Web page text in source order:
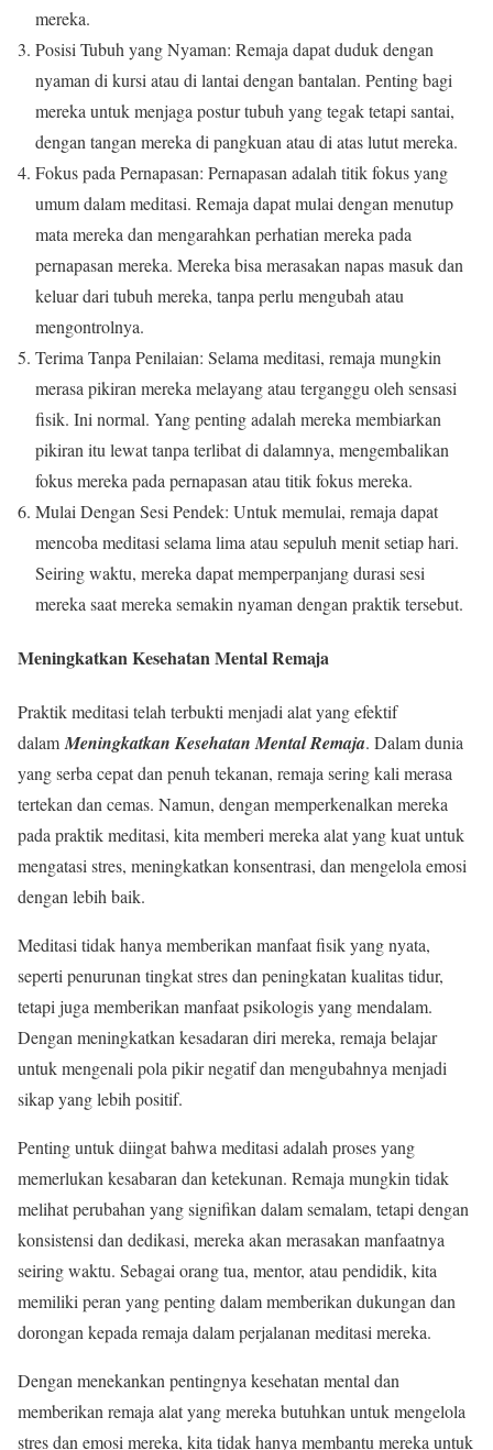
mereka.
Posisi Tubuh yang Nyaman: Remaja dapat duduk dengan
nyaman di kursi atau di lantai dengan bantalan. Penting bagi
mereka untuk menjaga postur tubuh yang tegak tetapi santai,
dengan tangan mereka di pangkuan atau di atas lutut mereka.
Fokus pada Pernapasan: Pernapasan adalah titik fokus yang
umum dalam meditasi. Remaja dapat mulai dengan menutup
mata mereka dan mengarahkan perhatian mereka pada
pernapasan mereka. Mereka bisa merasakan napas masuk dan
keluar dari tubuh mereka, tanpa perlu mengubah atau
mengontrolnya.
Terima Tanpa Penilaian: Selama meditasi, remaja mungkin
merasa pikiran mereka melayang atau terganggu oleh sensasi
fisik. Ini normal. Yang penting adalah mereka membiarkan
pikiran itu lewat tanpa terlibat di dalamnya, mengembalikan
fokus mereka pada pernapasan atau titik fokus mereka.
Mulai Dengan Sesi Pendek: Untuk memulai, remaja dapat
mencoba meditasi selama lima atau sepuluh menit setiap hari.
Seiring waktu, mereka dapat memperpanjang durasi sesi
mereka saat mereka semakin nyaman dengan praktik tersebut.
Meningkatkan Kesehatan Mental Remaja
Praktik meditasi telah terbukti menjadi alat yang efektif
dalam Meningkatkan Kesehatan Mental Remaja. Dalam dunia
yang serba cepat dan penuh tekanan, remaja sering kali merasa
tertekan dan cemas. Namun, dengan memperkenalkan mereka
pada praktik meditasi, kita memberi mereka alat yang kuat untuk
mengatasi stres, meningkatkan konsentrasi, dan mengelola emosi
dengan lebih baik.
Meditasi tidak hanya memberikan manfaat fisik yang nyata,
seperti penurunan tingkat stres dan peningkatan kualitas tidur,
tetapi juga memberikan manfaat psikologis yang mendalam.
Dengan meningkatkan kesadaran diri mereka, remaja belajar
untuk mengenali pola pikir negatif dan mengubahnya menjadi
sikap yang lebih positif.
Penting untuk diingat bahwa meditasi adalah proses yang
memerlukan kesabaran dan ketekunan. Remaja mungkin tidak
melihat perubahan yang signifikan dalam semalam, tetapi dengan
konsistensi dan dedikasi, mereka akan merasakan manfaatnya
seiring waktu. Sebagai orang tua, mentor, atau pendidik, kita
memiliki peran yang penting dalam memberikan dukungan dan
dorongan kepada remaja dalam perjalanan meditasi mereka.
Dengan menekankan pentingnya kesehatan mental dan
memberikan remaja alat yang mereka butuhkan untuk mengelola
stres dan emosi mereka, kita tidak hanya membantu mereka untuk